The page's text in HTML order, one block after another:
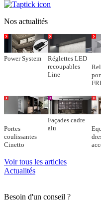
Nos actualités
Power System
Réglettes LED
recoupables
Line
Portes
coulissantes
Cinetto
Façades cadre
alu
Voir tous les articles
Actualités
Besoin d'un conseil ?